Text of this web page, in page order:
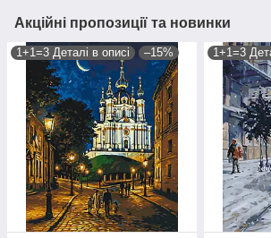
Акційні пропозиції та новинки
1+1=3 Деталі в описі –15% 1+1=3